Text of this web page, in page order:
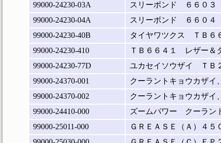
99000-24230-03A
スリーボンド ６６０３
99000-24230-04A
スリーボンド ６６０４
99000-24230-40B
タイヤワツクス ＴＢ６
99000-24230-410
ＴＢ６６４１ レザー＆
99000-24230-77D
ユカセイソウザイ ＴＢ
99000-24370-001
クーラントキョウカザイ
99000-24370-002
クーラントキョウカザイ
99000-24410-000
ズームパワー クーラン
99000-25011-000
ＧＲＥＡＳＥ（Ａ）４５